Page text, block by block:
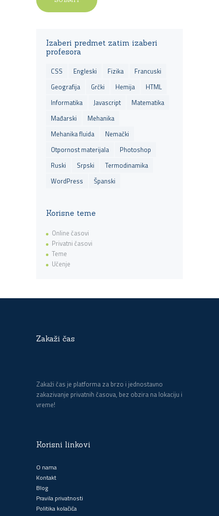
Izaberi predmet zatim izaberi
profesora
CSS Engleski Fizika
Francuski
Geografija
Grčki Hemija
HTML
Informatika
Javascript
Matematika
Mađarski
Mehanika
Mehanika fluida
Nemački
Otpornost materijala
Photoshop
Ruski
Srpski
Termodinamika
WordPress
Španski
Korisne teme
Online časovi
Privatni časovi
Teme
Učenje
Zakaži čas
Zakaži čas je platforma za brzo i jednostavno
zakazivanje privatnih časova, bez obzira na lokaciju i
vreme!
Korisni linkovi
O nama
Kontakt
Blog
Pravila privatnosti
Politika kolačića